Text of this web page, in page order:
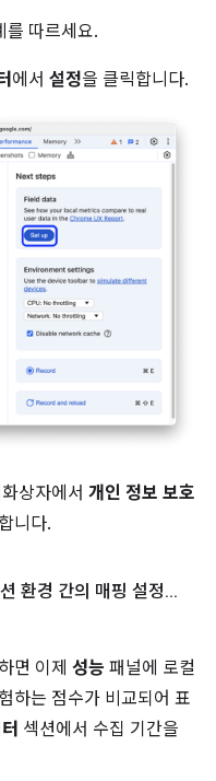
를 따르세요.
에서 설정을 클릭합니다.
상자에서 개인 정보 보호
니다.
환경 간의 매핑 설정...
면 이제 성능 패널에 로컬
하는 점수가 비교되어 표
섹션에서 수집 기간을